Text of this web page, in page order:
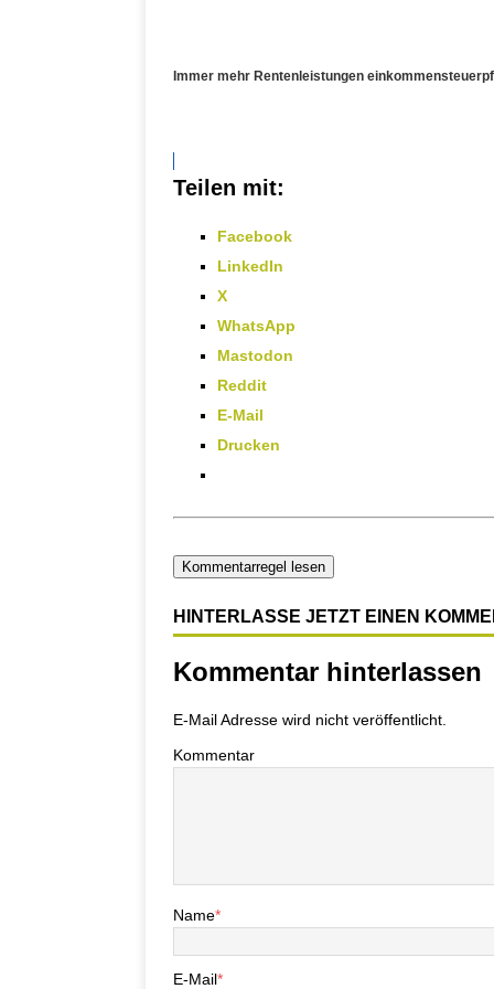
Immer mehr Rentenleistungen
Teilen mit:
Facebook
LinkedIn
X
WhatsApp
Mastodon
Reddit
E-Mail
Drucken
Kommentarregel lesen
HINTERLASSE JETZT EINEN
Kommentar hinterlassen
E-Mail Adresse wird nicht veröffentlicht.
Kommentar
Name*
E-Mail*